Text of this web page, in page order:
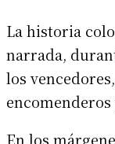
La historia
narrada,
los
En los